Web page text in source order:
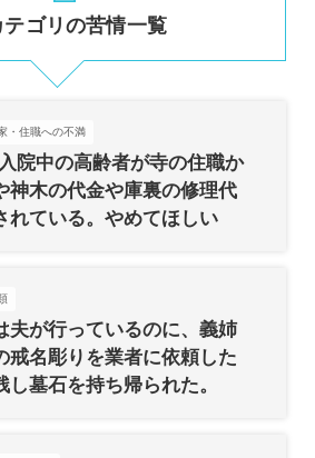
テゴリの苦情一覧
・住職への不満
院中の高齢者が寺の住職か
神木の代金や庫裏の修理代
れている。やめてほしい
夫が行っているのに、義姉
戒名彫りを業者に依頼した
し墓石を持ち帰られた。